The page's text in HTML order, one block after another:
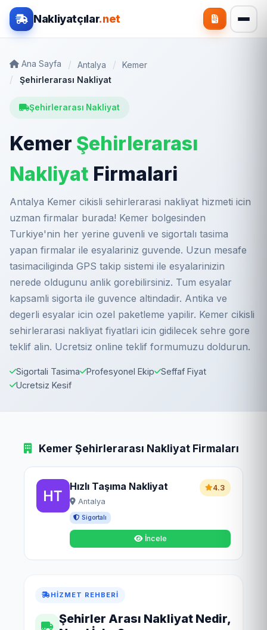
Nakliyatçılar.net
Ana Sayfa Antalya
Kemer
Şehirlerarası Nakliyat
Şehirlerarası Nakliyat
Kemer Şehirlerarası
Nakliyat Firmalari
Antalya Kemer cikisli sehirlerarasi nakliyat hizmeti icin
uzman firmalar burada! Kemer bolgesinden
Turkiye'nin her yerine guvenli ve sigortalı tasima
yapan firmalar ile esyalariniz guvende. Uzun mesafe
tasimaciliginda GPS takip sistemi ile esyalarinizin
nerede oldugunu anlik gorebilirsiniz. Tum esyalar
kapsamli sigorta ile guvence altindadir. Antika ve
degerli esyalar icin ozel paketleme yapilir. Kemer cikisli
sehirlerarasi nakliyat fiyatlari icin gidilecek sehre gore
teklif alin. Ucretsiz online teklif formumuzu doldurun.
Sigortali Tasima Profesyonel Ekip
Seffaf Fiyat
Ucretsiz Kesif
Kemer Şehirlerarası Nakliyat Firmaları
Hızlı Taşıma Nakliyat
Antalya
4.3
Sigortalı
İncele
HIZMET REHBERI
Şehirler Arası Nakliyat Nedir,